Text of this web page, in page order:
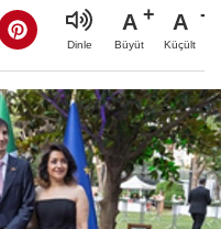
Dinle
A
Büyüt
A
Küçült